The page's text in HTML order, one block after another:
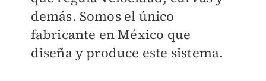
demás. Somos el único
fabricante en México que
diseña y produce este sistema.